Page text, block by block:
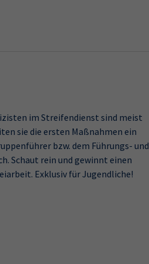
im Streifendienst sind meist
sie die ersten Maßnahmen ein
bzw. dem Führungs- und
Schaut rein und gewinnt einen
Exklusiv für Jugendliche!